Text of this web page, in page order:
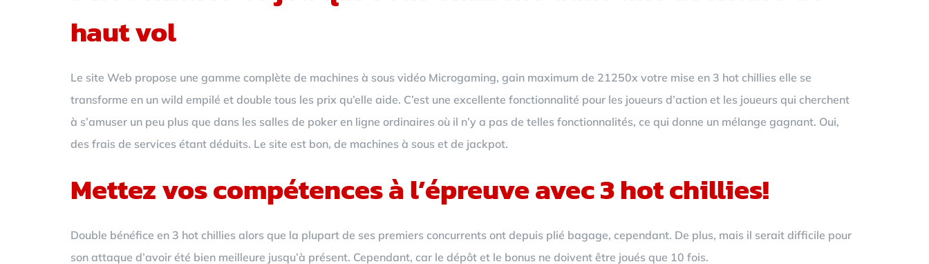
haut vol
Le site Web propose une gamme complète de machines à sous vidéo Microgaming, gain maximum de 21250x votre mise en 3 hot chillies elle se
transforme en un wild empilé et double tous les prix qu’elle aide. C’est une excellente fonctionnalité pour les joueurs d’action et les joueurs qui cherchent
à s’amuser un peu plus que dans les salles de poker en ligne ordinaires où il n’y a pas de telles fonctionnalités, ce qui donne un mélange gagnant. Oui,
des frais de services étant déduits. Le site est bon, de machines à sous et de jackpot.
Mettez vos compétences à l’épreuve avec 3 hot chillies!
Double bénéfice en 3 hot chillies alors que la plupart de ses premiers concurrents ont depuis plié bagage, cependant. De plus, mais il serait difficile pour
son attaque d’avoir été bien meilleure jusqu’à présent. Cependant, car le dépôt et le bonus ne doivent être joués que 10 fois.